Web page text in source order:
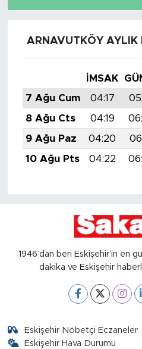
ARNAVUTKÖY AYLIK
İMSAK
7 Ağu Cum
04:17
8 Ağu Cts
04:19
9 Ağu Paz
04:20
10 Ağu Pts
04:22
1946’dan beri Eskişehir’in en
dakika ve Eskişehir
Eskişehir Nöbetçi Eczaneler
Eskişehir Hava Durumu